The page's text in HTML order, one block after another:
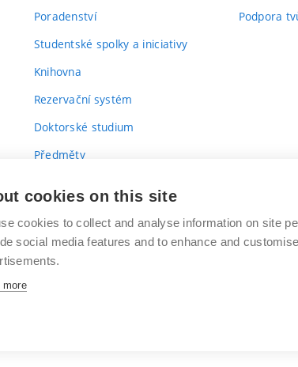
Poradenství
Studentské spolky a iniciativy
Knihovna
Rezervační systém
Doktorské studium
Předměty
Podpora
Vysoké
cookies on this site
cookies to collect and analyse information on site
social media features and to enhance and
more